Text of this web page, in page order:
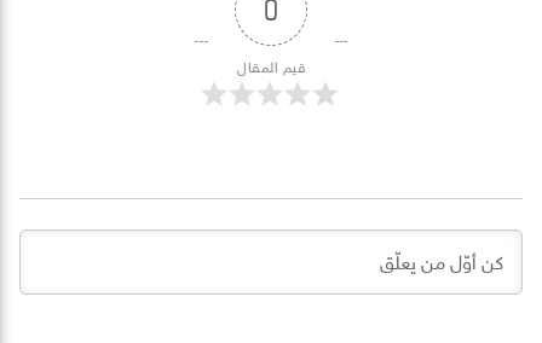
0
قيم المقال